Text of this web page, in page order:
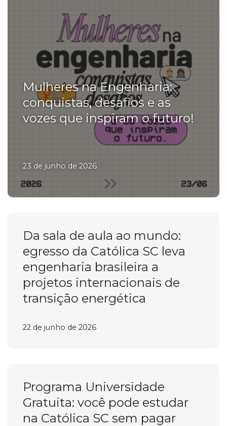
Mulheres na Engenharia:
conquistas, desafios e as
vozes que inspiram o futuro!
23 de junho de 2026
Da sala de aula ao mundo:
egresso da Católica SC leva
engenharia brasileira a
projetos internacionais de
transição energética
22 de junho de 2026
Programa Universidade
Gratuita: você pode estudar
na Católica SC sem pagar